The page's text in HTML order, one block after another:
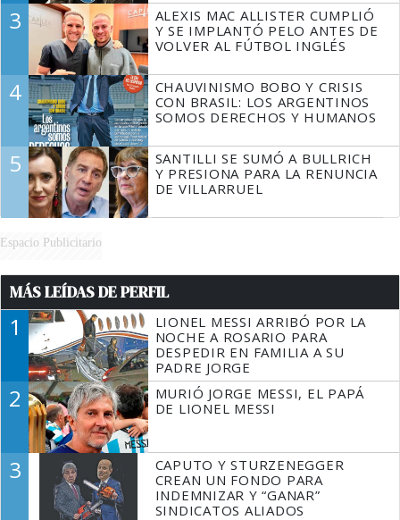
3
ALEXIS MAC ALLISTER CUMPLIÓ
Y SE IMPLANTÓ PELO ANTES DE
VOLVER AL FÚTBOL INGLÉS
4
CHAUVINISMO BOBO Y CRISIS
CON BRASIL: LOS ARGENTINOS
SOMOS DERECHOS Y HUMANOS
5
SANTILLI SE SUMÓ A BULLRICH
Y PRESIONA PARA LA RENUNCIA
DE VILLARRUEL
Espacio Publicitario
MÁS LEÍDAS DE PERFIL
1
LIONEL MESSI ARRIBÓ POR LA
NOCHE A ROSARIO PARA
DESPEDIR EN FAMILIA A SU
PADRE JORGE
2
MURIÓ JORGE MESSI, EL PAPÁ
DE LIONEL MESSI
3
CAPUTO Y STURZENEGGER
CREAN UN FONDO PARA
INDEMNIZAR Y “GANAR”
SINDICATOS ALIADOS